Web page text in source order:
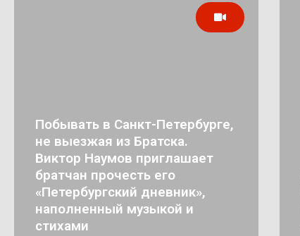
Побывать в Санкт-Петербурге,
не выезжая из Братска.
Виктор Наумов приглашает
братчан прочесть его
«Петербургский дневник»,
наполненный музыкой и
стихами